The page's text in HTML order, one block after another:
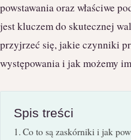
powstawania oraz właściwe
jest kluczem do skutecznej
przyjrzeć się, jakie czynniki
występowania i jak możemy
Spis treści
Co to są zaskórniki i jak